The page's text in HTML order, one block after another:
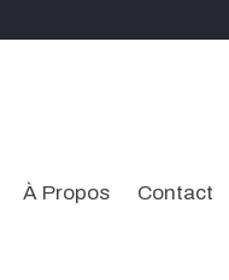
À Propos Contact